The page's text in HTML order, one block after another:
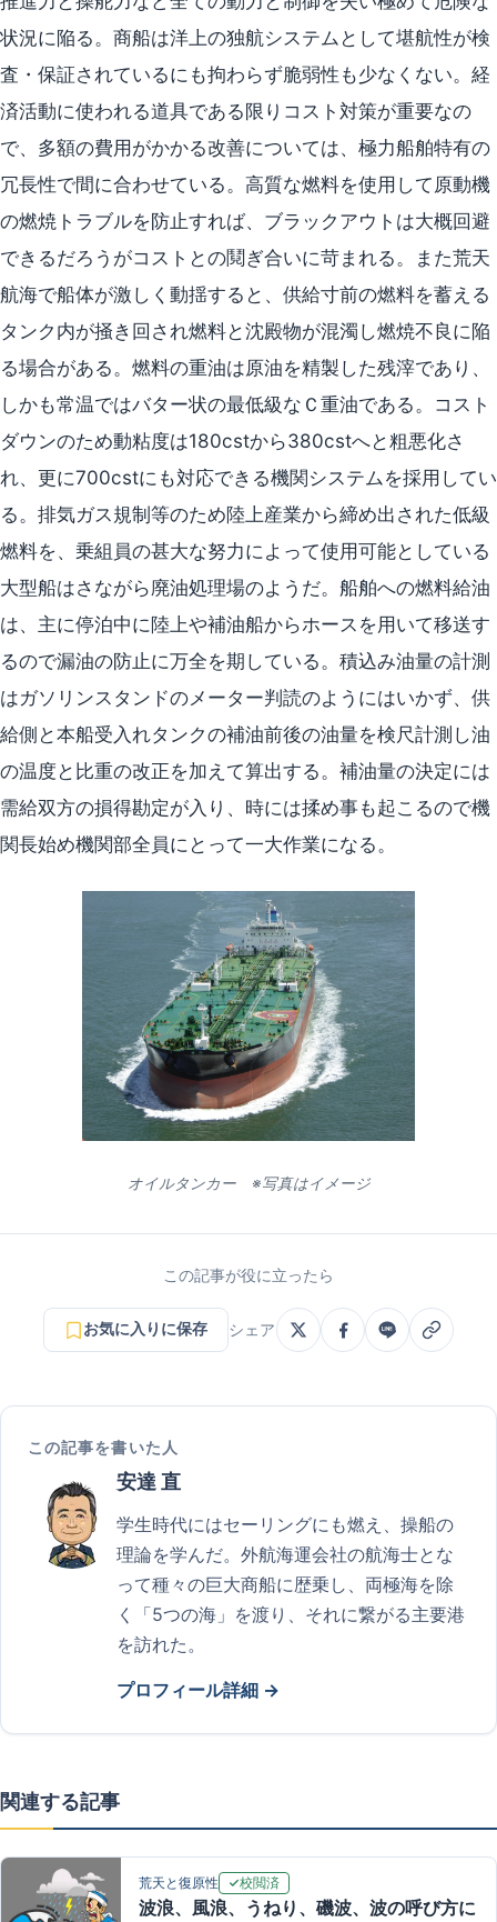
状況に陥る。商船は洋上の独航システムとして堪航性が検
査・保証されているにも拘わらず脆弱性も少なくない。経
済活動に使われる道具である限りコスト対策が重要なの
で、多額の費用がかかる改善については、極力船舶特有の
冗長性で間に合わせている。高質な燃料を使用して原動機
の燃焼トラブルを防止すれば、ブラックアウトは大概回避
できるだろうがコストとの鬩ぎ合いに苛まれる。また荒天
航海で船体が激しく動揺すると、供給寸前の燃料を蓄える
タンク内が掻き回され燃料と沈殿物が混濁し燃焼不良に陥
る場合がある。燃料の重油は原油を精製した残滓であり、
しかも常温ではバター状の最低級なＣ重油である。コスト
ダウンのため動粘度は180cstから380cstへと粗悪化さ
れ、更に700cstにも対応できる機関システムを採用してい
る。排気ガス規制等のため陸上産業から締め出された低級
燃料を、乗組員の甚大な努力によって使用可能としている
大型船はさながら廃油処理場のようだ。船舶への燃料給油
は、主に停泊中に陸上や補油船からホースを用いて移送す
るので漏油の防止に万全を期している。積込み油量の計測
はガソリンスタンドのメーター判読のようにはいかず、供
給側と本船受入れタンクの補油前後の油量を検尺計測し油
の温度と比重の改正を加えて算出する。補油量の決定には
需給双方の損得勘定が入り、時には揉め事も起こるので機
関長始め機関部全員にとって一大作業になる。
オイルタンカー ※写真はイメージ
この記事が役に立ったら
お気に入りに保存 シェア
この記事を書いた人
安達 直
学生時代にはセーリングにも燃え、操船の
理論を学んだ。外航海運会社の航海士とな
って種々の巨大商船に歴乗し、両極海を除
く「5つの海」を渡り、それに繋がる主要港
を訪れた。
プロフィール詳細 →
関連する記事
荒天と復原性 校閲済
波浪、風浪、うねり、磯波、波の呼び方に